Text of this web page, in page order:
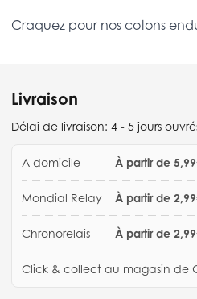
Craquez pour nos cotons
Livraison
Délai de livraison: 4 - 5 jours
A domicile À partir de
Mondial Relay À partir de
Chronorelais À partir de
Click & collect au magasin de